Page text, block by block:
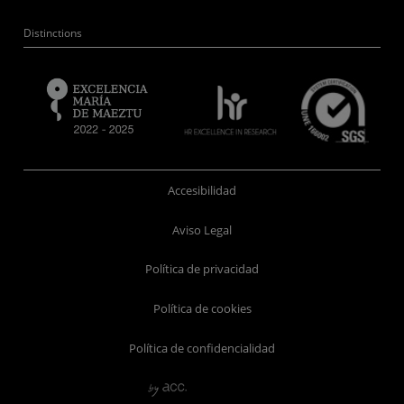
Distinctions
Accesibilidad
Aviso Legal
Política de privacidad
Política de cookies
Política de confidencialidad